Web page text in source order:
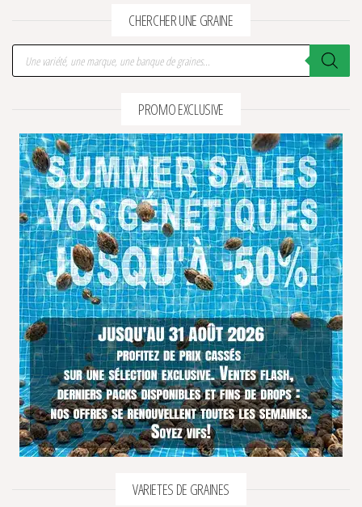
CHERCHER UNE GRAINE
Recherche de produits
PROMO EXCLUSIVE
VARIETES DE GRAINES